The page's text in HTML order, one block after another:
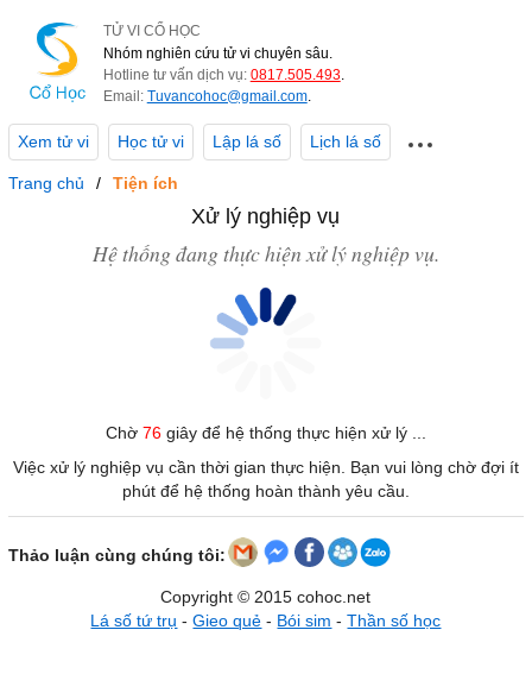
TỬ VI CỔ HỌC
Nhóm nghiên cứu tử vi chuyên sâu.
Hotline tư vấn dịch vụ: 0817.505.493.
Email: Tuvancohoc@gmail.com.
Xem tử vi Học tử vi Lập lá số Lịch lá số
Trang chủ Tiện ích
Xử lý nghiệp vụ
Hệ thống đang thực hiện xử lý nghiệp vụ.
Chờ 76giây để hệ thống thực hiện xử lý ...
Việc xử lý nghiệp vụ cần thời gian thực hiện. Bạn vui lòng chờ đợi ít
phút để hệ thống hoàn thành yêu cầu.
Thảo luận cùng chúng tôi:
Copyright © 2015 cohoc.net
Lá số tứ trụ -Gieo quẻ - Bói sim -Thần số học